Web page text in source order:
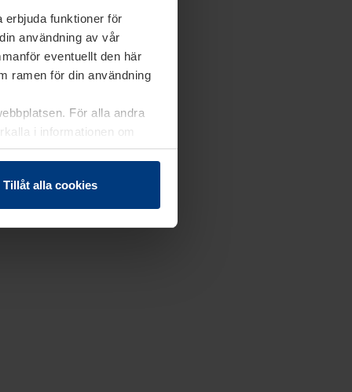
erbjuda funktioner för
användning av vår
eventuellt den här
ramen för din användning
För alla andra
i informationen om
Tillåt alla cookies